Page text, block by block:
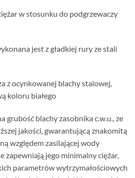
w stosunku do podgrzewaczy
jest z gładkiej rury ze stali
z ocynkowanej blachy stalowej,
koloru białego
grubość blachy zasobnika c.w.u., ze
jakości, gwarantującą znakomitą
względem zasilającej wody
zapewniają jego minimalny ciężar,
parametrów wytrzymałościowych